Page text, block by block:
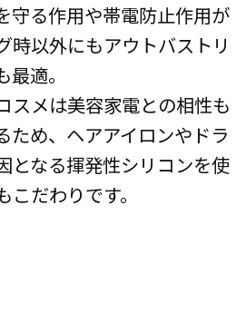
守る作用や帯電防止作用が
時以外にもアウトバストリ
適。
スメは美容家電との相性も
ため、ヘアアイロンやドラ
となる揮発性シリコンを使
だわりです。